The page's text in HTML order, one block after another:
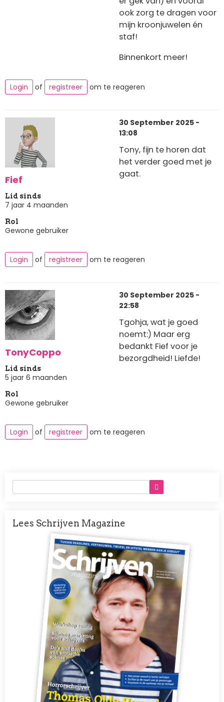
ook zorg te dragen voor
mijn kroonjuwelen én
staf!
Binnenkort meer!
Login of registreer om te reageren
Fief
Lid sinds
7 jaar 4 maanden
Rol
Gewone gebruiker
30 September 2025 -
13:08
Tony, fijn te horen dat
het verder goed met je
gaat.
Login of registreer om te reageren
TonyCoppo
Lid sinds
5 jaar 6 maanden
Rol
Gewone gebruiker
30 September 2025 -
22:58
Tgohja, wat je goed
noemt:) Maar erg
bedankt Fief voor je
bezorgdheid! Liefde!
Login of registreer om te reageren
Lees Schrijven Magazine
Afbeelding